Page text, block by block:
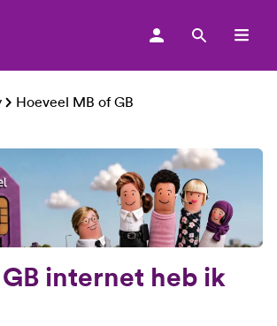
Hoeveel MB of GB
internet heb ik